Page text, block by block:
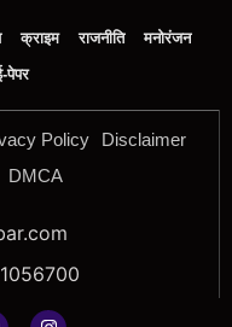
क्राइम राजनीति
मनोरंजन
पेपर
Policy
Disclaimer
DMCA